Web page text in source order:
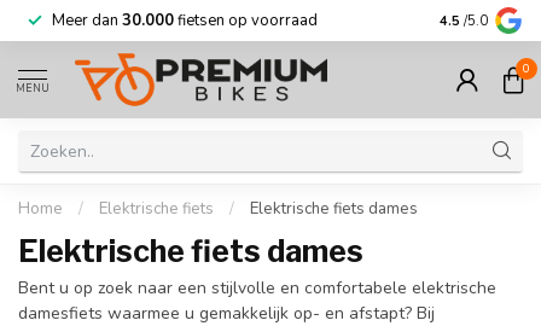
Meer dan 30.000fietsen op voorraad Korting tot
4.5 /5.0
MENU
0
Home / Elektrische fiets / Elektrische fiets dames
Elektrische fiets dames
Bent u op zoek naar een stijlvolle en comfortabele elektrische
damesfiets waarmee u gemakkelijk op- en afstapt? Bij